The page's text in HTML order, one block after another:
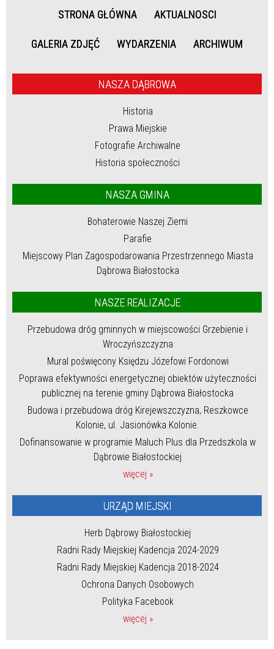
STRONA GŁÓWNA AKTUALNOSCI
GALERIA ZDJĘĆ WYDARZENIA ARCHIWUM
NASZA DĄBROWA
Historia
Prawa Miejskie
Fotografie Archiwalne
Historia społeczności
NASZA GMINA
Bohaterowie Naszej Ziemi
Parafie
Miejscowy Plan Zagospodarowania Przestrzennego Miasta
Dąbrowa Białostocka
NASZE REALIZACJE
Przebudowa dróg gminnych w miejscowości Grzebienie i
Wroczyńszczyzna
Mural poświęcony Księdzu Józefowi Fordonowi
Poprawa efektywności energetycznej obiektów użyteczności
publicznej na terenie gminy Dąbrowa Białostocka
Budowa i przebudowa dróg Kirejewszczyzna, Reszkowce
Kolonie, ul. Jasionówka Kolonie.
Dofinansowanie w programie Maluch Plus dla Przedszkola w
Dąbrowie Białostockiej
więcej »
URZĄD MIEJSKI
Herb Dąbrowy Białostockiej
Radni Rady Miejskiej Kadencja 2024-2029
Radni Rady Miejskiej Kadencja 2018-2024
Ochrona Danych Osobowych
Polityka Facebook
więcej »